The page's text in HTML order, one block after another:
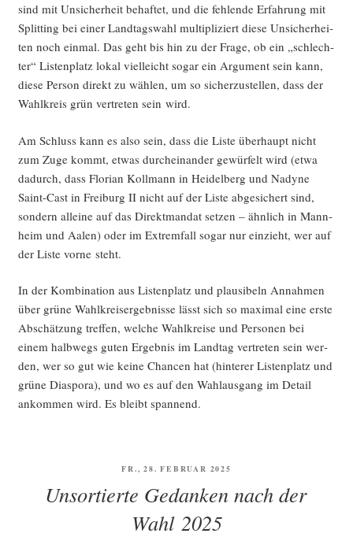
sind mit Unsi­cher­heit behaf­tet, und die feh­len­de Erfah­rung mit
Split­ting bei einer Land­tags­wahl mul­ti­pli­ziert die­se Unsi­cher­hei­
ten noch ein­mal. Das geht bis hin zu der Fra­ge, ob ein „schlech­
ter“ Lis­ten­platz lokal viel­leicht sogar ein Argu­ment sein kann,
die­se Per­son direkt zu wäh­len, um so sicher­zu­stel­len, dass der
Wahl­kreis grün ver­tre­ten sein wird.
Am Schluss kann es also sein, dass die Lis­te über­haupt nicht
zum Zuge kommt, etwas durch­ein­an­der gewür­felt wird (etwa
dadurch, dass Flo­ri­an Koll­mann in Hei­del­berg und Nady­ne
Saint-Cast in Frei­burg II nicht auf der Lis­te abge­si­chert sind,
son­dern allei­ne auf das Direkt­man­dat set­zen – ähn­lich in Mann­
heim und Aalen) oder im Extrem­fall sogar nur ein­zieht, wer auf
der Lis­te vor­ne steht.
In der Kom­bi­na­ti­on aus Lis­ten­platz und plau­si­beln Annah­men
über grü­ne Wahl­kreis­er­geb­nis­se lässt sich so maxi­mal eine ers­te
Abschät­zung tref­fen, wel­che Wahl­krei­se und Per­so­nen bei
einem halb­wegs guten Ergeb­nis im Land­tag ver­tre­ten sein wer­
den, wer so gut wie kei­ne Chan­cen hat (hin­te­rer Lis­ten­platz und
grü­ne Dia­spo­ra), und wo es auf den Wahl­aus­gang im Detail
ankom­men wird. Es bleibt spannend.
VERÖFFENTLICHT
FR., 28. FEBRUAR 2025
Unsortierte Gedanken nach der
Wahl 2025